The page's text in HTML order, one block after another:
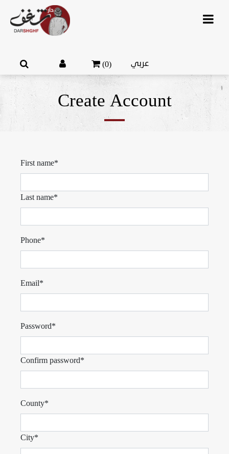
(0) عربي
Create Account
First name*
Last name*
Phone*
Email*
Password*
Confirm password*
County*
City*